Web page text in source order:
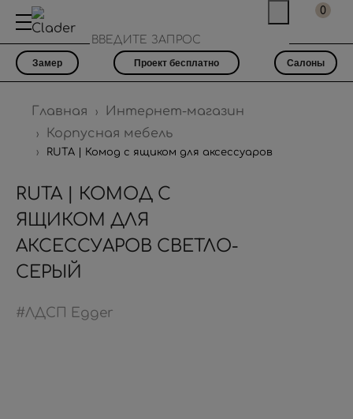
0
Замер Проект бесплатно Салоны
Главная
Интернет-магазин
Корпусная мебель
RUTA | Комод с ящиком для аксессуаров
RUTA | КОМОД С
ЯЩИКОМ ДЛЯ
АКСЕССУАРОВ СВЕТЛО-
СЕРЫЙ
#ЛДСП Egger